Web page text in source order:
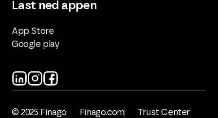
Last ned appen
App Store
Google play
© 2025 Finago Finago.com
Trust Center